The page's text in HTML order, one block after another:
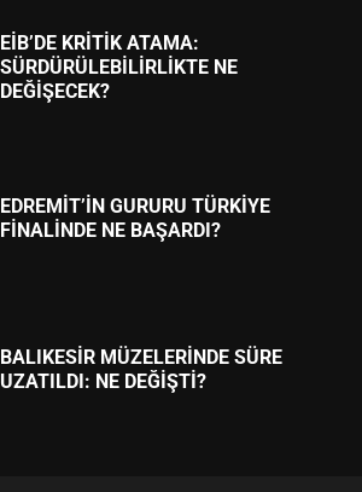
EDREMİT’İN GURURU TÜRKİYE
FİNALİNDE NE BAŞARDI?
BALIKESİR MÜZELERİNDE SÜRE
UZATILDI: NE DEĞİŞTİ?
BURHANİYE SATRANÇ
TURNUVASI KAYITLARI NEYİ
DEĞİŞTİRİYOR?